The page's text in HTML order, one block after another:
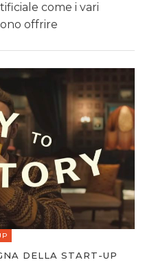
come i vari
offrire
DELLA START-UP